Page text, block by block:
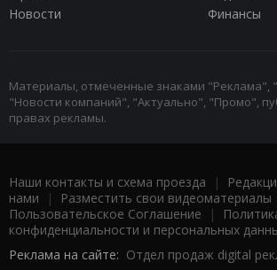
Новости
Финансы
Материалы, отмеченные знаками "Реклама",
"Новости компаний", "Актуально", "Промо",
правах рекламы.
Наши контакты и схема проезда |
нами | Разместить свои видеоматериалы
Пользовательское Соглашение |
конфиденциальности и персональных
Реклама на сайте: Отдел продаж digital